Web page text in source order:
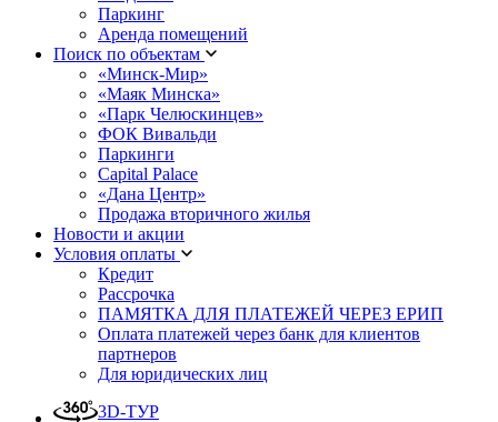
Паркинг
Аренда помещений
Поиск по объектам
«Минск-Мир»
«Маяк Минска»
«Парк Челюскинцев»
ФОК Вивальди
Паркинги
Capital Palace
«Дана Центр»
Продажа вторичного жилья
Новости и акции
Условия оплаты
Кредит
Рассрочка
ПАМЯТКА ДЛЯ ПЛАТЕЖЕЙ ЧЕРЕЗ ЕРИП
Оплата платежей через банк для клиентов
партнеров
Для юридических лиц
3D-ТУР